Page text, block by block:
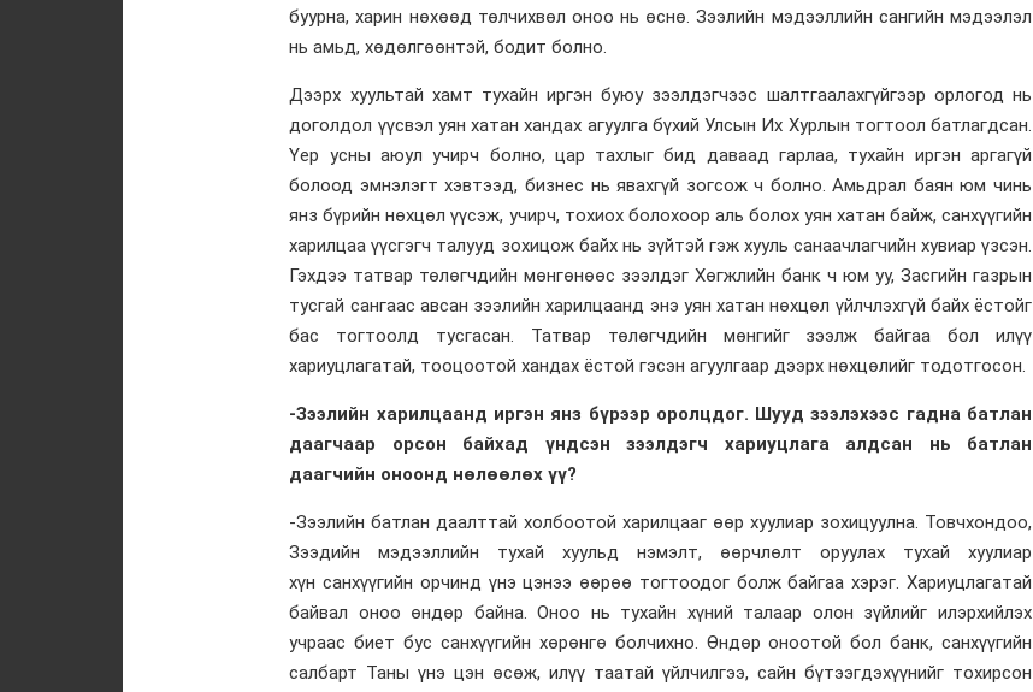
буурна, харин нөхөөд төлчихвөл оноо нь өснө. Зээлийн мэдээллийн сангийн мэдээлэл
нь амьд, хөдөлгөөнтэй, бодит болно.
Дээрх хуультай хамт тухайн иргэн буюу зээлдэгчээс шалтгаалахгүйгээр орлогод нь
доголдол үүсвэл уян хатан хандах агуулга бүхий Улсын Их Хурлын тогтоол батлагдсан.
Үер усны аюул учирч болно, цар тахлыг бид даваад гарлаа, тухайн иргэн аргагүй
болоод эмнэлэгт хэвтээд, бизнес нь явахгүй зогсож ч болно. Амьдрал баян юм чинь
янз бүрийн нөхцөл үүсэж, учирч, тохиох болохоор аль болох уян хатан байж, санхүүгийн
харилцаа үүсгэгч талууд зохицож байх нь зүйтэй гэж хууль санаачлагчийн хувиар үзсэн.
Гэхдээ татвар төлөгчдийн мөнгөнөөс зээлдэг Хөгжлийн банк ч юм уу, Засгийн газрын
тусгай сангаас авсан зээлийн харилцаанд энэ уян хатан нөхцөл үйлчлэхгүй байх ёстойг
бас тогтоолд тусгасан. Татвар төлөгчдийн мөнгийг зээлж байгаа бол илүү
хариуцлагатай, тооцоотой хандах ёстой гэсэн агуулгаар дээрх нөхцөлийг тодотгосон.
-Зээлийн харилцаанд иргэн янз бүрээр оролцдог. Шууд зээлэхээс гадна батлан
даагчаар орсон байхад үндсэн зээлдэгч хариуцлага алдсан нь батлан
даагчийн оноонд нөлөөлөх үү?
-Зээлийн батлан даалттай холбоотой харилцааг өөр хуулиар зохицуулна. Товчхондоо,
Зээдийн мэдээллийн тухай хуульд нэмэлт, өөрчлөлт оруулах тухай хуулиар
хүн санхүүгийн орчинд үнэ цэнээ өөрөө тогтоодог болж байгаа хэрэг. Хариуцлагатай
байвал оноо өндөр байна. Оноо нь тухайн хүний талаар олон зүйлийг илэрхийлэх
учраас биет бус санхүүгийн хөрөнгө болчихно. Өндөр оноотой бол банк, санхүүгийн
салбарт Таны үнэ цэн өсөж, илүү таатай үйлчилгээ, сайн бүтээгдэхүүнийг тохирсон